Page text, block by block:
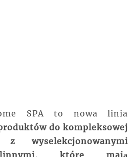
SPA to nowa linia
do kompleksowej
wyselekcjonowanymi